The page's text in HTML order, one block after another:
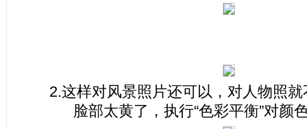
2.这样对风景照片还可以，对人物照就
脸部太黄了，执行“色彩平衡”对颜